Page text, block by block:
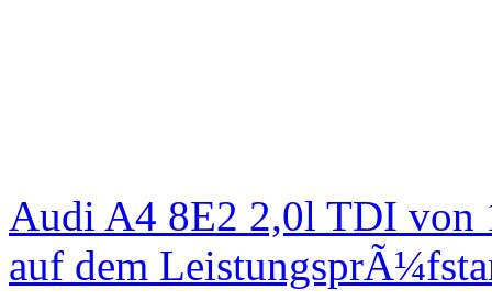
Audi A4 8E2 2,0l TDI von
auf dem